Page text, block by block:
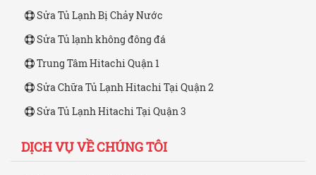
Sửa Tủ Lạnh Bị Chảy Nước
Sửa Tủ lạnh không đông đá
Trung Tâm Hitachi Quận 1
Sửa Chữa Tủ Lạnh Hitachi Tại Quận 2
Sửa Tủ Lạnh Hitachi Tại Quận 3
DỊCH VỤ VỀ CHÚNG TÔI